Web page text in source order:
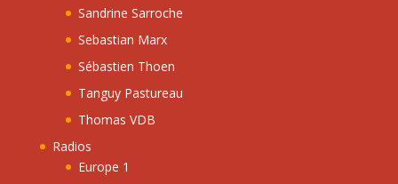
Sandrine Sarroche
Sebastian Marx
Sébastien Thoen
Tanguy Pastureau
Thomas VDB
Radios
Europe 1